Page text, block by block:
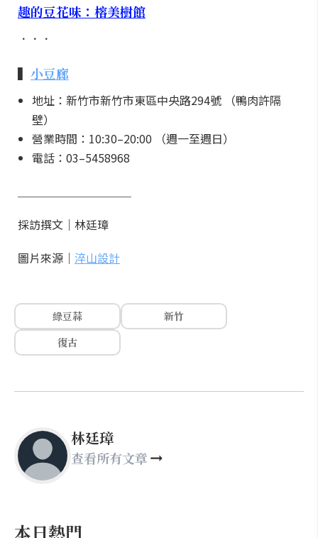
趣的豆花味：榕美樹館
．．．
▍ 小豆廊
地址：新竹市新竹市東區中央路294號 （鴨肉許隔
壁）
營業時間：10:30–20:00 （週一至週日）
電話：03–5458968
採訪撰文｜林廷璋
圖片來源｜ 淬山設計
綠豆蒜
新竹
復古
林廷璋
查看所有文章
本日熱門